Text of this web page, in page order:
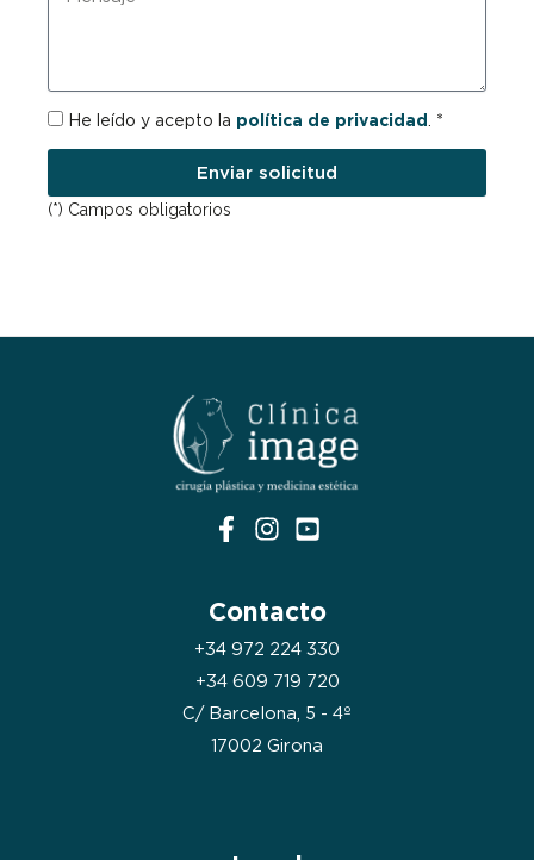
RGPDHe leído y acepto la política de privacidad . *
Enviar solicitud
(*) Campos obligatorios
Contacto
+34 972 224 330
+34 609 719 720
C/ Barcelona, 5 - 4º
17002 Girona